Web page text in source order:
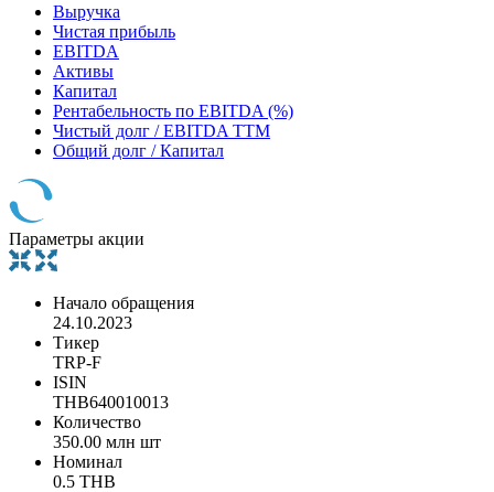
Выручка
Чистая прибыль
EBITDA
Активы
Капитал
Рентабельность по EBITDA (%)
Чистый долг / EBITDA TTM
Общий долг / Капитал
Параметры акции
Начало обращения
24.10.2023
Тикер
TRP-F
ISIN
THB640010013
Количество
350.00 млн шт
Номинал
0.5 THB